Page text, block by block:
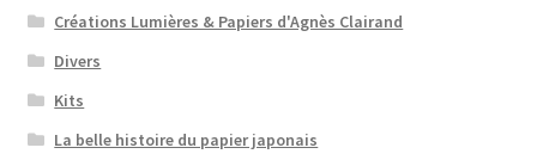
Créations Lumières & Papiers d'Agnès Clairand
Divers
Kits
La belle histoire du papier japonais